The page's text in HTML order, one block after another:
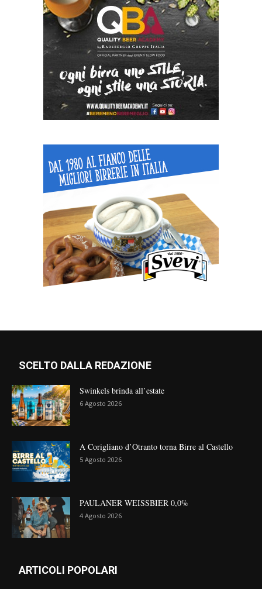
SCELTO DALLA REDAZIONE
Swinkels brinda all’estate
6 Agosto 2026
A Corigliano d’Otranto torna Birre al Castello
5 Agosto 2026
PAULANER WEISSBIER 0,0%
4 Agosto 2026
ARTICOLI POPOLARI